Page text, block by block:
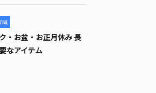
識
・お盆・お正月休み 長
なアイテム